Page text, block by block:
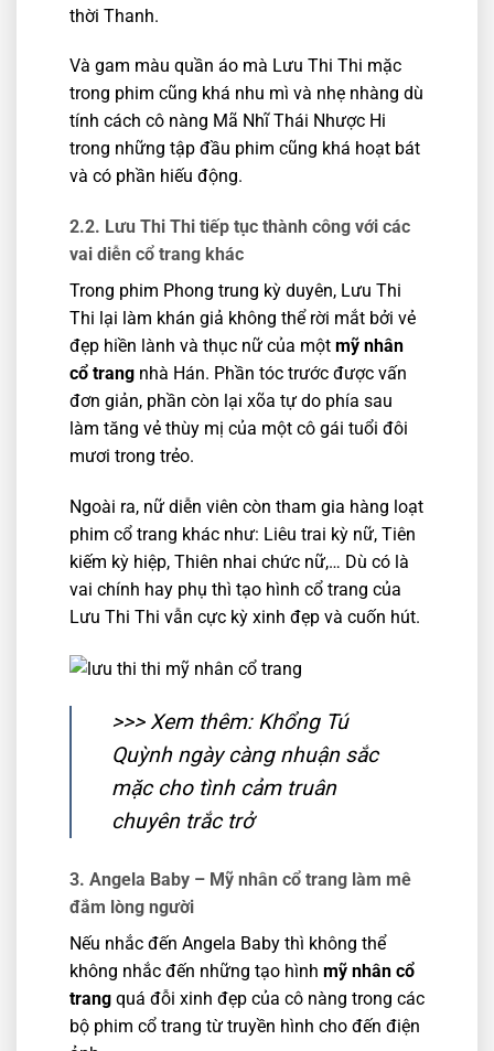
thời Thanh.
Và gam màu quần áo mà Lưu Thi Thi mặc
trong phim cũng khá nhu mì và nhẹ nhàng dù
tính cách cô nàng Mã Nhĩ Thái Nhược Hi
trong những tập đầu phim cũng khá hoạt bát
và có phần hiếu động.
2.2. Lưu Thi Thi tiếp tục thành công với các
vai diễn cổ trang khác
Trong phim Phong trung kỳ duyên, Lưu Thi
Thi lại làm khán giả không thể rời mắt bởi vẻ
đẹp hiền lành và thục nữ của một mỹ nhân
cổ trang nhà Hán. Phần tóc trước được vấn
đơn giản, phần còn lại xõa tự do phía sau
làm tăng vẻ thùy mị của một cô gái tuổi đôi
mươi trong trẻo.
Ngoài ra, nữ diễn viên còn tham gia hàng loạt
phim cổ trang khác như: Liêu trai kỳ nữ, Tiên
kiếm kỳ hiệp, Thiên nhai chức nữ,… Dù có là
vai chính hay phụ thì tạo hình cổ trang của
Lưu Thi Thi vẫn cực kỳ xinh đẹp và cuốn hút.
>>> Xem thêm: Khổng Tú
Quỳnh ngày càng nhuận sắc
mặc cho tình cảm truân
chuyên trắc trở
3. Angela Baby – Mỹ nhân cổ trang làm mê
đắm lòng người
Nếu nhắc đến Angela Baby thì không thể
không nhắc đến những tạo hình mỹ nhân cổ
trang quá đỗi xinh đẹp của cô nàng trong các
bộ phim cổ trang từ truyền hình cho đến điện